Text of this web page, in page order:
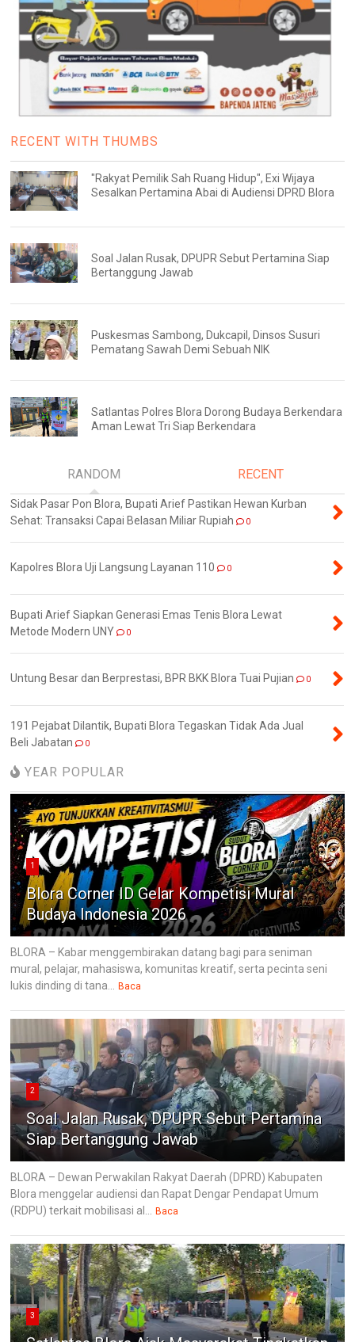
RECENT WITH THUMBS
"Rakyat Pemilik Sah Ruang Hidup", Exi Wijaya
Sesalkan Pertamina Abai di Audiensi DPRD Blora
Soal Jalan Rusak, DPUPR Sebut Pertamina Siap
Bertanggung Jawab
Puskesmas Sambong, Dukcapil, Dinsos Susuri
Pematang Sawah Demi Sebuah NIK
Satlantas Polres Blora Dorong Budaya Berkendara
Aman Lewat Tri Siap Berkendara
RANDOM RECENT
Sidak Pasar Pon Blora, Bupati Arief Pastikan Hewan Kurban
Sehat: Transaksi Capai Belasan Miliar Rupiah
0
Kapolres Blora Uji Langsung Layanan 110 0
Bupati Arief Siapkan Generasi Emas Tenis Blora Lewat
Metode Modern UNY
0
Untung Besar dan Berprestasi, BPR BKK Blora Tuai Pujian 0
191 Pejabat Dilantik, Bupati Blora Tegaskan Tidak Ada Jual
Beli Jabatan
0
YEAR POPULAR
1
Blora Corner ID Gelar Kompetisi Mural
Budaya Indonesia 2026
BLORA – Kabar menggembirakan datang bagi para seniman
mural, pelajar, mahasiswa, komunitas kreatif, serta pecinta seni
lukis dinding di tana...
Baca
2
Soal Jalan Rusak, DPUPR Sebut Pertamina
Siap Bertanggung Jawab
BLORA – Dewan Perwakilan Rakyat Daerah (DPRD) Kabupaten
Blora menggelar audiensi dan Rapat Dengar Pendapat Umum
(RDPU) terkait mobilisasi al...
Baca
3